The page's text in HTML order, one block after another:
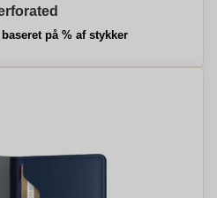
på % af stykker